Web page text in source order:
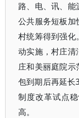
路、电、讯、能
公共服务短板
村统筹得到强化
动实施，村庄
庄和美丽庭院
包到期后再延长
制度改革试点
高。